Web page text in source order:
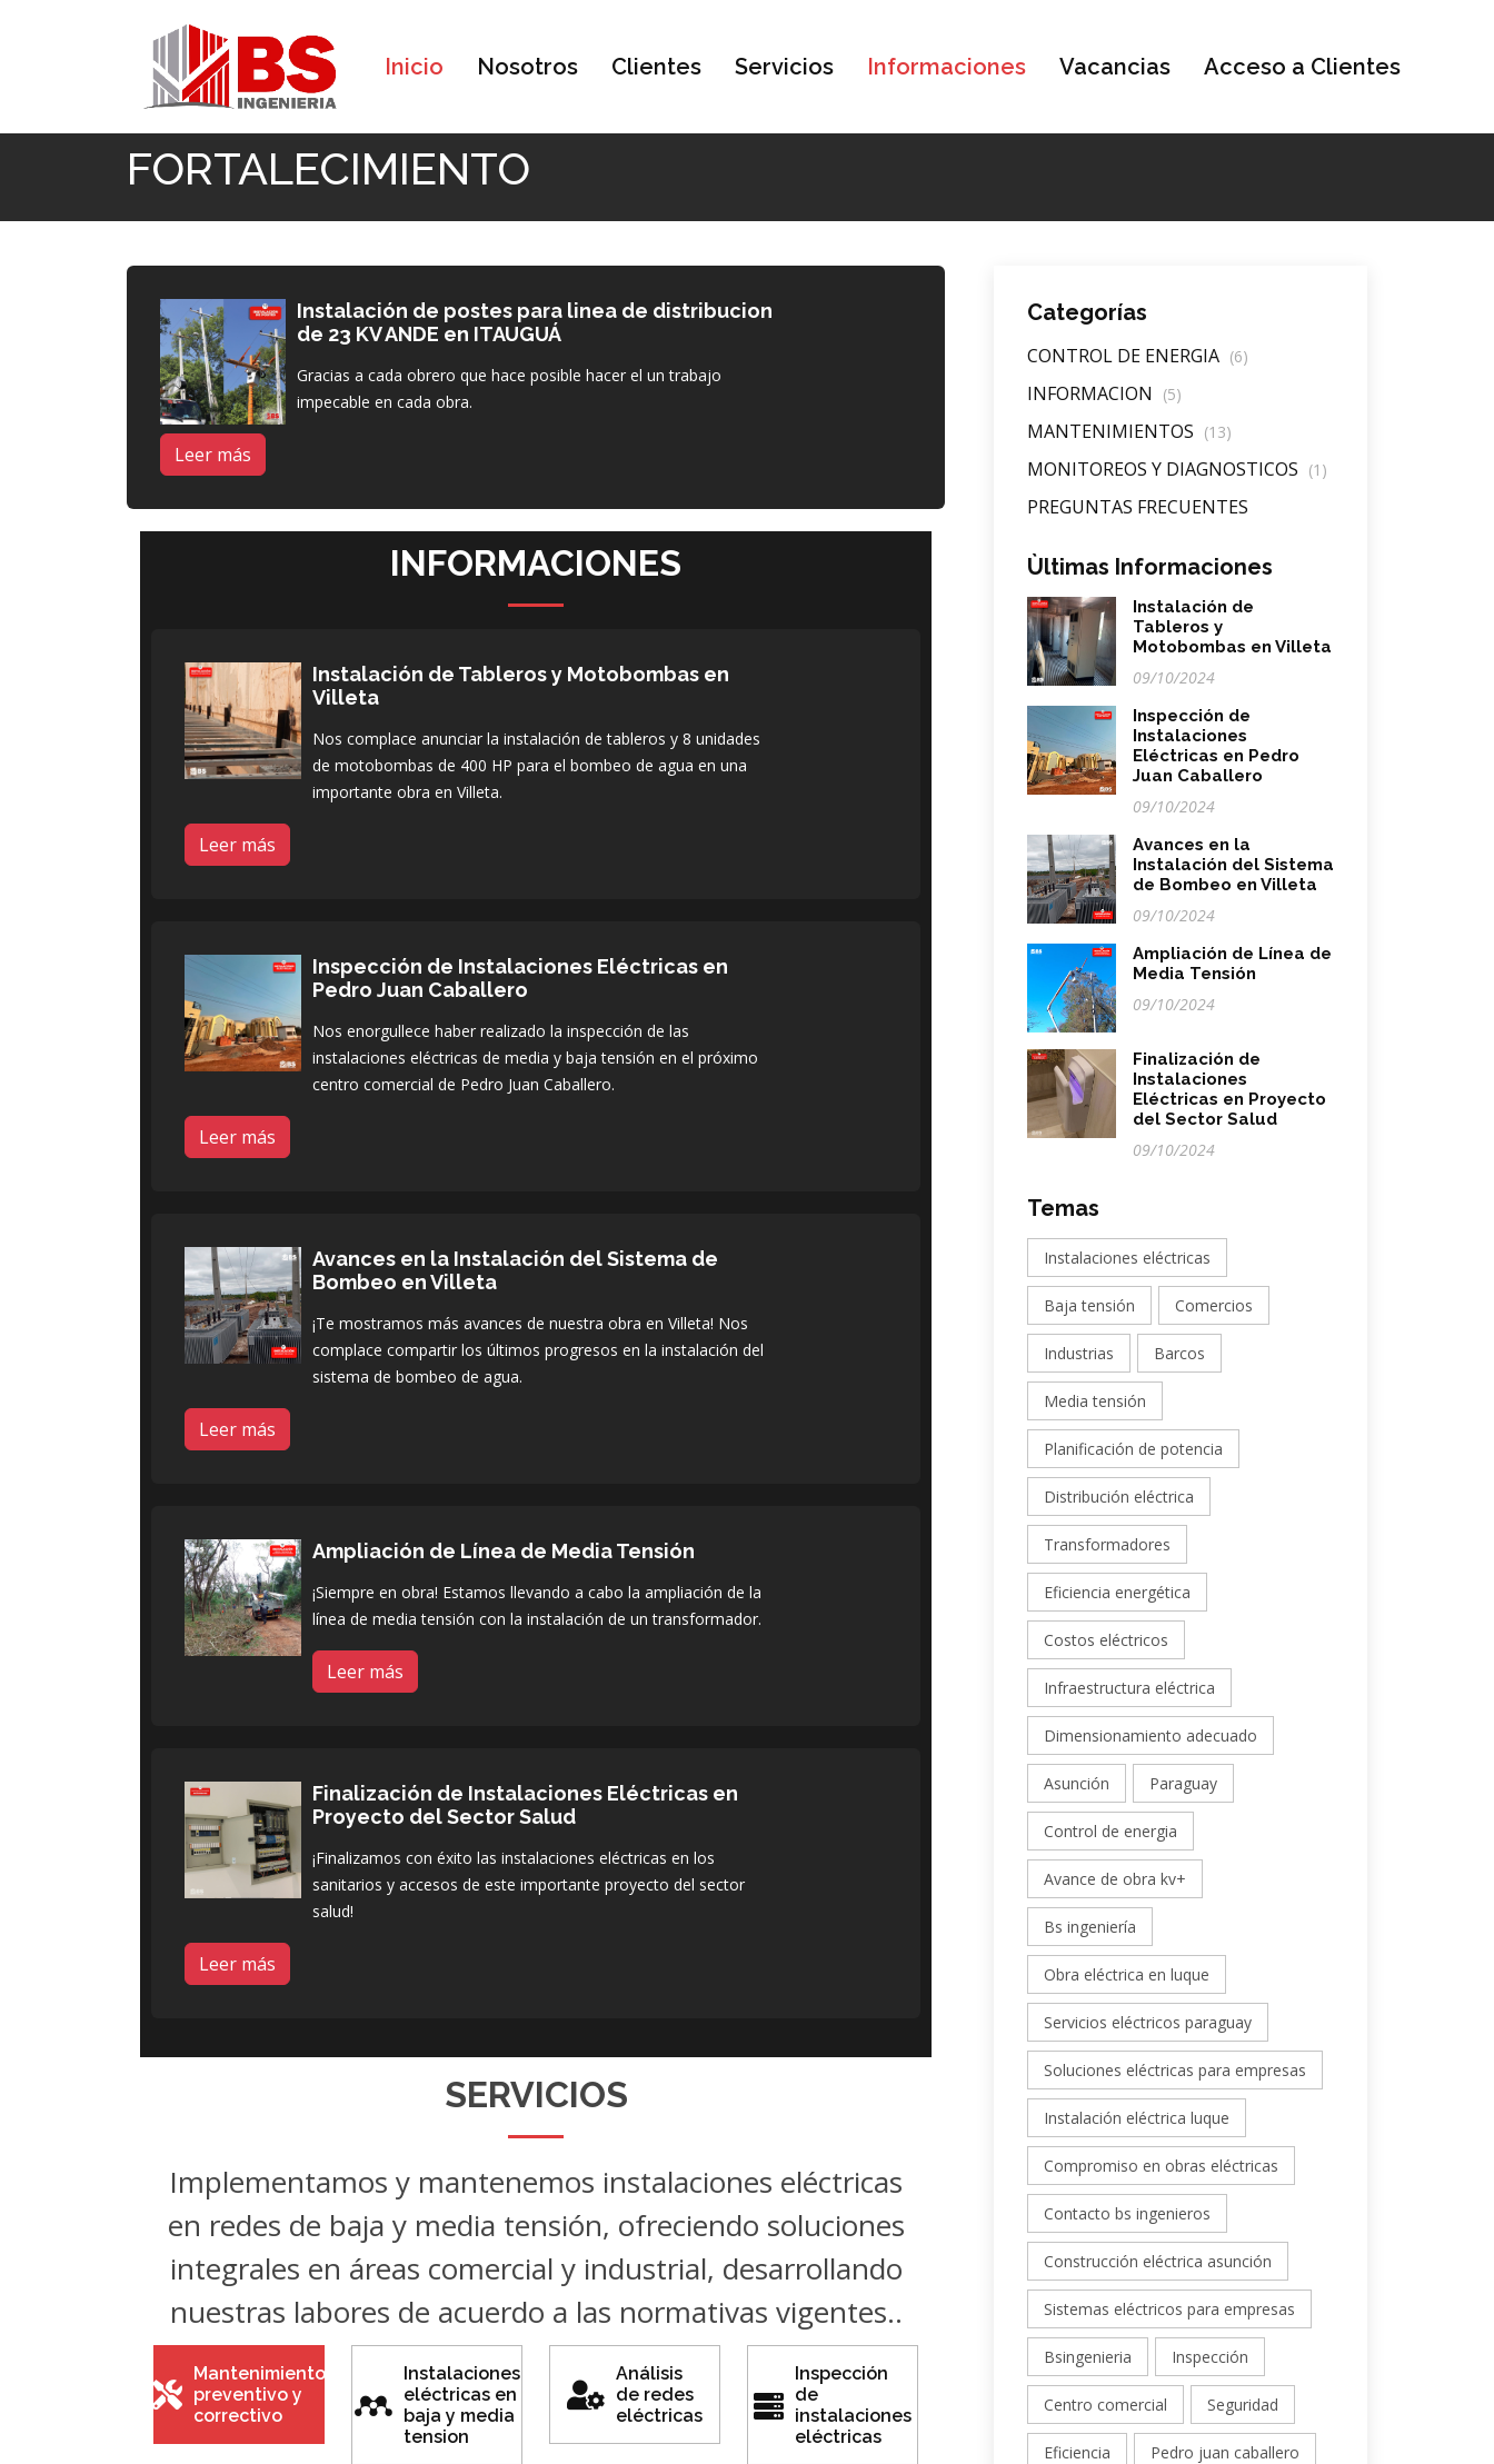
Inicio Nosotros Clientes Servicios Informaciones Vacancias Acceso a Clientes
FORTALECIMIENTO
Instalación de postes para linea de distribucion
de 23 KV ANDE en ITAUGUÁ
Gracias a cada obrero que hace posible hacer el un trabajo
impecable en cada obra.
Leer más
INFORMACIONES
Instalación de Tableros y Motobombas en
Villeta
Nos complace anunciar la instalación de tableros y 8 unidades
de motobombas de 400 HP para el bombeo de agua en una
importante obra en Villeta.
Leer más
Inspección de Instalaciones Eléctricas en
Pedro Juan Caballero
Nos enorgullece haber realizado la inspección de las
instalaciones eléctricas de media y baja tensión en el próximo
centro comercial de Pedro Juan Caballero.
Leer más
Avances en la Instalación del Sistema de
Bombeo en Villeta
¡Te mostramos más avances de nuestra obra en Villeta! Nos
complace compartir los últimos progresos en la instalación del
sistema de bombeo de agua.
Leer más
Ampliación de Línea de Media Tensión
¡Siempre en obra! Estamos llevando a cabo la ampliación de la
línea de media tensión con la instalación de un transformador.
Leer más
Finalización de Instalaciones Eléctricas en
Proyecto del Sector Salud
¡Finalizamos con éxito las instalaciones eléctricas en los
sanitarios y accesos de este importante proyecto del sector
salud!
Leer más
SERVICIOS
Implementamos y mantenemos instalaciones eléctricas
en redes de baja y media tensión, ofreciendo soluciones
integrales en áreas comercial y industrial, desarrollando
nuestras labores de acuerdo a las normativas vigentes..
Mantenimiento
preventivo y
correctivo
Instalaciones
eléctricas en
baja y media
tension
Análisis
de redes
eléctricas
Inspección
de
instalaciones
eléctricas
Categorías
CONTROL DE ENERGIA (6)
INFORMACION (5)
MANTENIMIENTOS (13)
MONITOREOS Y DIAGNOSTICOS (1)
PREGUNTAS FRECUENTES
Ùltimas Informaciones
Instalación de
Tableros y
Motobombas en Villeta
09/10/2024
Inspección de
Instalaciones
Eléctricas en Pedro
Juan Caballero
09/10/2024
Avances en la
Instalación del Sistema
de Bombeo en Villeta
09/10/2024
Ampliación de Línea de
Media Tensión
09/10/2024
Finalización de
Instalaciones
Eléctricas en Proyecto
del Sector Salud
09/10/2024
Temas
Instalaciones eléctricas
Baja tensión Comercios
Industrias Barcos
Media tensión
Planificación de potencia
Distribución eléctrica
Transformadores
Eficiencia energética
Costos eléctricos
Infraestructura eléctrica
Dimensionamiento adecuado
Asunción Paraguay
Control de energia
Avance de obra kv+
Bs ingeniería
Obra eléctrica en luque
Servicios eléctricos paraguay
Soluciones eléctricas para empresas
Instalación eléctrica luque
Compromiso en obras eléctricas
Contacto bs ingenieros
Construcción eléctrica asunción
Sistemas eléctricos para empresas
Bsingenieria Inspección
Centro comercial Seguridad
Eficiencia Pedro juan caballero